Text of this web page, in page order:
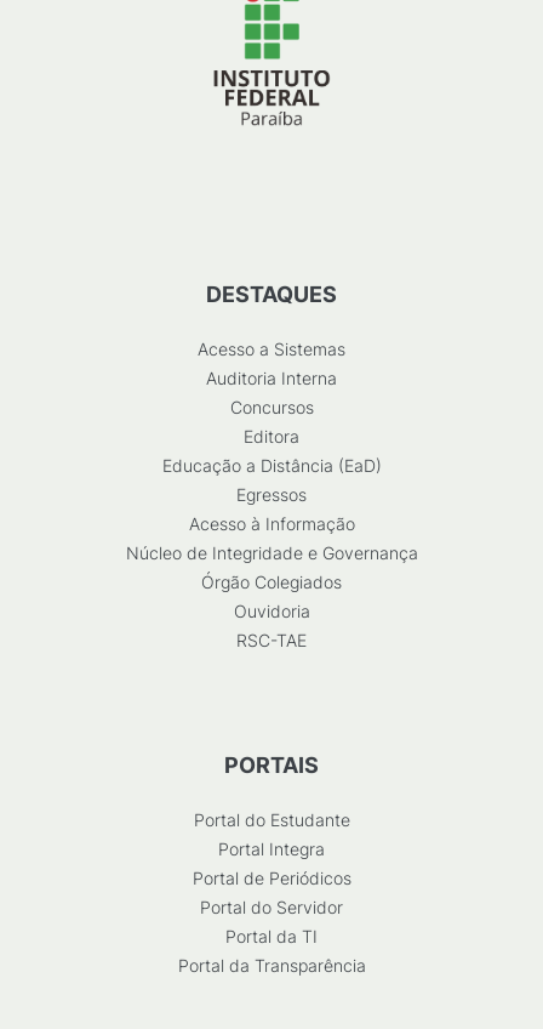
DESTAQUES
Acesso a Sistemas
Auditoria Interna
Concursos
Editora
Educação a Distância (EaD)
Egressos
Acesso à Informação
Núcleo de Integridade e Governança
Órgão Colegiados
Ouvidoria
RSC-TAE
PORTAIS
Portal do Estudante
Portal Integra
Portal de Periódicos
Portal do Servidor
Portal da TI
Portal da Transparência